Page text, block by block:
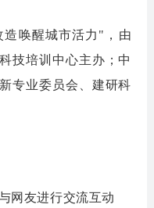
唤醒城市活力"，由
技培训中心主办；中
专业委员会、建研科
网友进行交流互动